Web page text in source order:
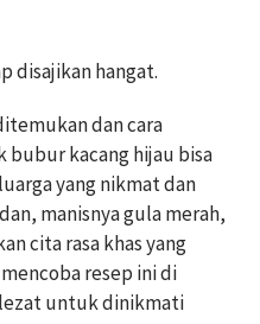
disajikan hangat.
dan cara
bubur kacang hijau bisa
yang nikmat dan
manisnya gula merah,
cita rasa khas yang
resep ini di
lezat untuk dinikmati